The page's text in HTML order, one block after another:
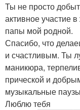
Ты не просто
активное участие
папы мой родной.
Спасибо, что
и счастливым. Ты
маникюра,
прической и
музыкальные
Люблю тебя